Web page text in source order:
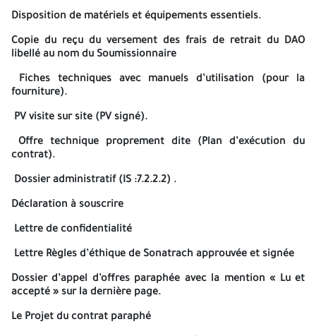
ouvrable suivant.
Les offres techniques sont assorties d’une garantie de
soumission d’un montant de : Un million Cinq Cent Mille
de Dinars Algériens (1 500 000,00 DA)
Elle sera établie sur papier entête de la banque émettrice selon
L’original de la garantie de soumission est remis par le
Soumissionnaire dans le pli contenant l’offre technique ou
déposé par le Soumissionnaire ou son représentant mandaté, au
plus tard, le jour de la réunion de la COP Technique et avant
offres techniques, soitcent vingt (120) jours
assortie d’un délai supplémentaire detrente (30) jours
N.B : - La garantie de soumission doit être originale sous peine
Disposition de matériels et équipements essentiels.
Copie du reçu du versement des frais de retrait du DAO
libellé au nom du Soumissionnaire
Fiches techniques avec manuels d’utilisation (pour la
fourniture).
PV visite sur site (PV signé).
Offre technique proprement dite (Plan d’exécution du
contrat).
Dossier administratif (IS :7.2.2.2) .
Déclaration à souscrire
Lettre de confidentialité
Lettre Règles d’éthique de Sonatrach approuvée et signée
Dossier d’appel d’offres paraphée avec la mention « Lu et
accepté » sur la dernière page.
Le Projet du contrat paraphé